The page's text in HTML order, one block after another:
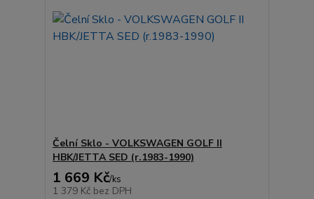
Čelní Sklo - VOLKSWAGEN GOLF II
HBK/JETTA SED (r.1983-1990)
1 669 Kč/ks
1 379 Kč bez DPH